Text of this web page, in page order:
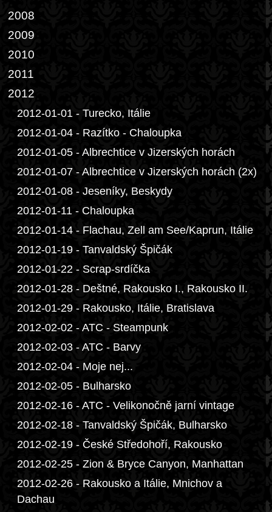
2008
2009
2010
2011
2012
2012-01-01 - Turecko, Itálie
2012-01-04 - Razítko - Chaloupka
2012-01-05 - Albrechtice v Jizerských horách
2012-01-07 - Albrechtice v Jizerských horách (2x)
2012-01-08 - Jeseníky, Beskydy
2012-01-11 - Chaloupka
2012-01-14 - Flachau, Zell am See/Kaprun, Itálie
2012-01-19 - Tanvaldský Špičák
2012-01-22 - Scrap-srdíčka
2012-01-28 - Deštné, Rakousko I., Rakousko II.
2012-01-29 - Rakousko, Itálie, Bratislava
2012-02-02 - ATC - Steampunk
2012-02-03 - ATC - Barvy
2012-02-04 - Moje nej...
2012-02-05 - Bulharsko
2012-02-16 - ATC - Velikonočně jarní vintage
2012-02-18 - Tanvaldský Špičák, Bulharsko
2012-02-19 - České Středohoří, Rakousko
2012-02-25 - Zion & Bryce Canyon, Manhattan
2012-02-26 - Rakousko a Itálie, Mnichov a
Dachau